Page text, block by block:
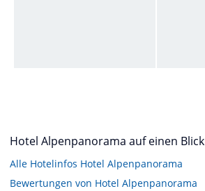
Hotel Alpenpanorama auf einen Blick
Alle Hotelinfos Hotel Alpenpanorama
Bewertungen von Hotel Alpenpanorama